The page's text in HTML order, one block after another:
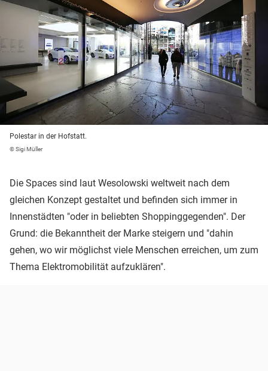
Polestar in der Hofstatt.
© Sigi Müller
Die Spaces sind laut Wesolowski weltweit nach dem
gleichen Konzept gestaltet und befinden sich immer in
Innenstädten "oder in beliebten Shoppinggegenden". Der
Grund: die Bekanntheit der Marke steigern und "dahin
gehen, wo wir möglichst viele Menschen erreichen, um zum
Thema Elektromobilität aufzuklären".